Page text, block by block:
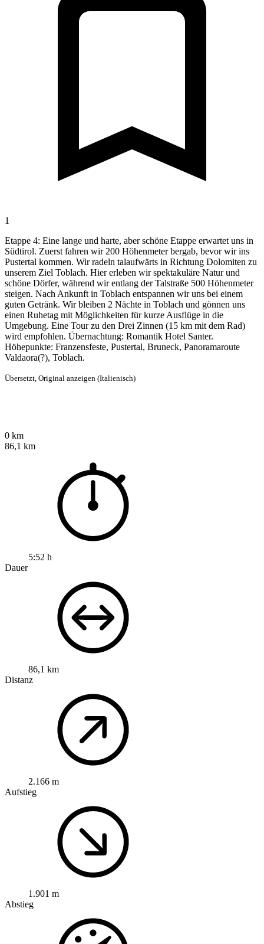
1
Etappe 4: Eine lange und harte, aber schöne Etappe erwartet uns in
Südtirol. Zuerst fahren wir 200 Höhenmeter bergab, bevor wir ins
Pustertal kommen. Wir radeln talaufwärts in Richtung Dolomiten zu
unserem Ziel Toblach. Hier erleben wir spektakuläre Natur und
schöne Dörfer, während wir entlang der Talstraße 500 Höhenmeter
steigen. Nach Ankunft in Toblach entspannen wir uns bei einem
guten Getränk. Wir bleiben 2 Nächte in Toblach und gönnen uns
einen Ruhetag mit Möglichkeiten für kurze Ausflüge in die
Umgebung. Eine Tour zu den Drei Zinnen (15 km mit dem Rad)
wird empfohlen. Übernachtung: Romantik Hotel Santer.
Höhepunkte: Franzensfeste, Pustertal, Bruneck, Panoramaroute
Valdaora(?), Toblach.
Übersetzt, Original anzeigen (Italienisch)
0 km
86,1 km
5:52 h
Dauer
86,1 km
Distanz
2.166 m
Aufstieg
1.901 m
Abstieg